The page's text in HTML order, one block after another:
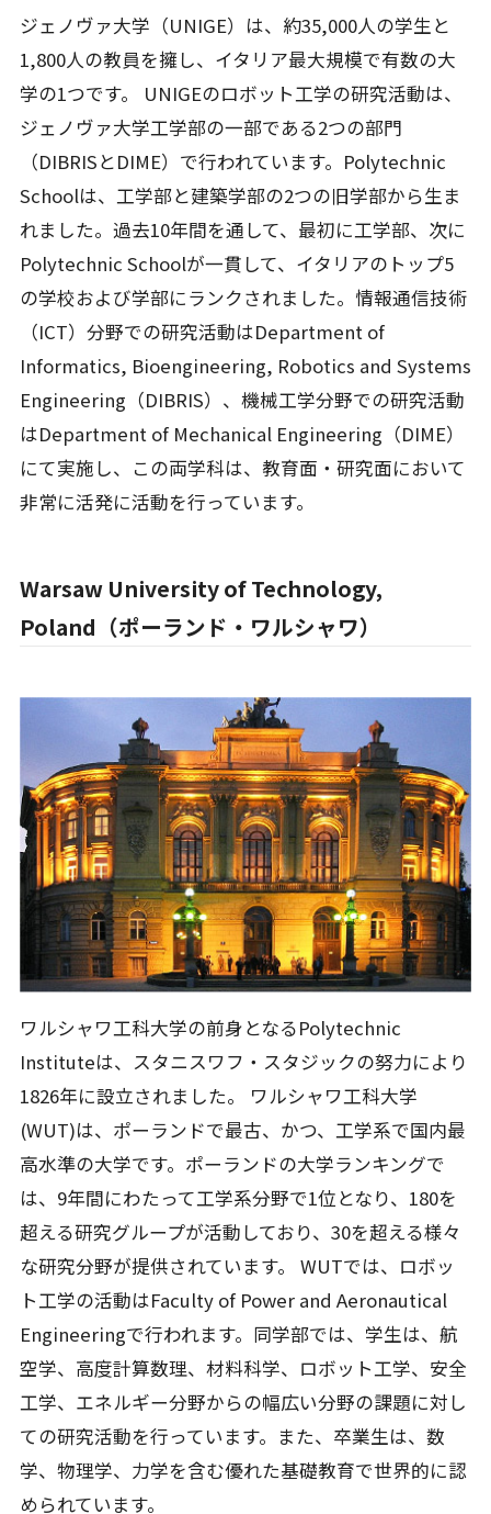
ジェノヴァ大学（UNIGE）は、約35,000人の学生と
1,800人の教員を擁し、イタリア最大規模で有数の大
学の1つです。 UNIGEのロボット工学の研究活動は、
ジェノヴァ大学工学部の一部である2つの部門
（DIBRISとDIME）で行われています。Polytechnic
Schoolは、工学部と建築学部の2つの旧学部から生ま
れました。過去10年間を通して、最初に工学部、次に
Polytechnic Schoolが一貫して、イタリアのトップ5
の学校および学部にランクされました。情報通信技術
（ICT）分野での研究活動はDepartment of
Informatics, Bioengineering, Robotics and Systems
Engineering（DIBRIS）、機械工学分野での研究活動
はDepartment of Mechanical Engineering（DIME）
にて実施し、この両学科は、教育面・研究面において
非常に活発に活動を行っています。
Warsaw University of Technology,
Poland（ポーランド・ワルシャワ）
ワルシャワ工科大学の前身となるPolytechnic
Instituteは、スタニスワフ・スタジックの努力により
1826年に設立されました。 ワルシャワ工科大学
(WUT)は、ポーランドで最古、かつ、工学系で国内最
高水準の大学です。ポーランドの大学ランキングで
は、9年間にわたって工学系分野で1位となり、180を
超える研究グループが活動しており、30を超える様々
な研究分野が提供されています。 WUTでは、ロボッ
ト工学の活動はFaculty of Power and Aeronautical
Engineeringで行われます。同学部では、学生は、航
空学、高度計算数理、材料科学、ロボット工学、安全
工学、エネルギー分野からの幅広い分野の課題に対し
ての研究活動を行っています。また、卒業生は、数
学、物理学、力学を含む優れた基礎教育で世界的に認
められています。